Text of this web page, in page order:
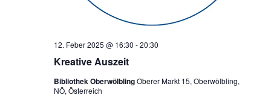
Kreative Auszeit
12. Feber 2025 @ 16:30 -20:30
Bibliothek OberwölblingOberer Markt 15, Oberwölbling,
NÖ, Österreich